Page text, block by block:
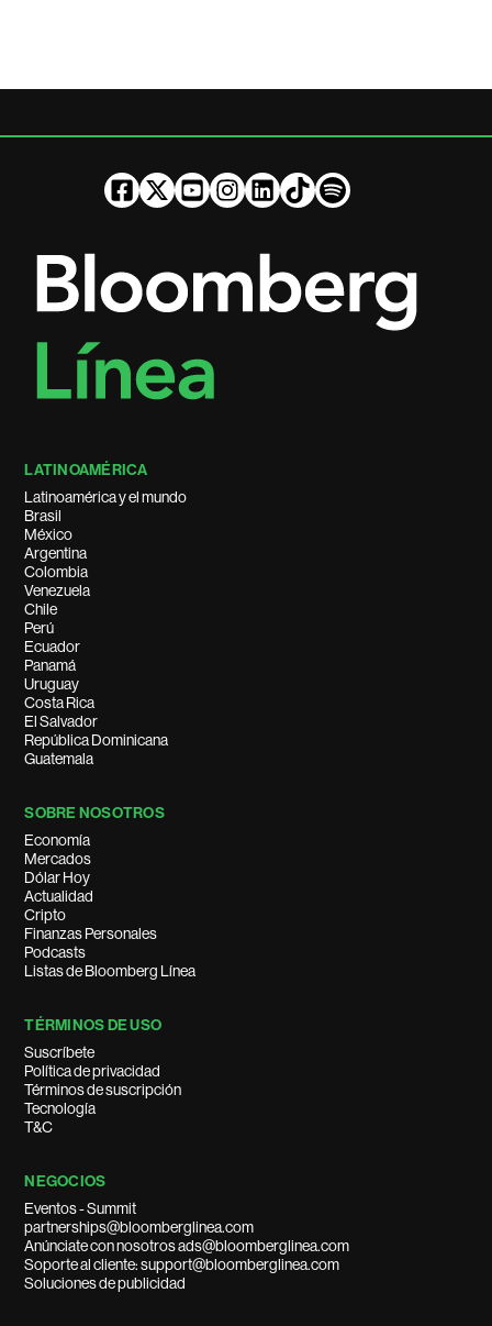
LATINOAMÉRICA
Latinoamérica y el mundo
Brasil
México
Argentina
Colombia
Venezuela
Chile
Perú
Ecuador
Panamá
Uruguay
Costa Rica
El Salvador
República Dominicana
Guatemala
SOBRE NOSOTROS
Economía
Mercados
Dólar Hoy
Actualidad
Cripto
Finanzas Personales
Podcasts
Listas de Bloomberg Línea
TÉRMINOS DE USO
Suscríbete
Política de privacidad
Términos de suscripción
Tecnología
T&C
NEGOCIOS
Eventos - Summit
partnerships@bloomberglinea.com
Anúnciate con nosotros ads@bloomberglinea.com
Soporte al cliente: support@bloomberglinea.com
Soluciones de publicidad